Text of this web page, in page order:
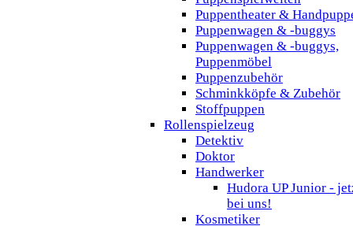
Puppentheater &
Puppenwagen & -buggys
Puppenwagen & -buggys,
Puppenmöbel
Puppenzubehör
Schminkköpfe & Zubehör
Stoffpuppen
Rollenspielzeug
Detektiv
Doktor
Handwerker
Hudora UP Junior -
bei uns!
Kosmetiker